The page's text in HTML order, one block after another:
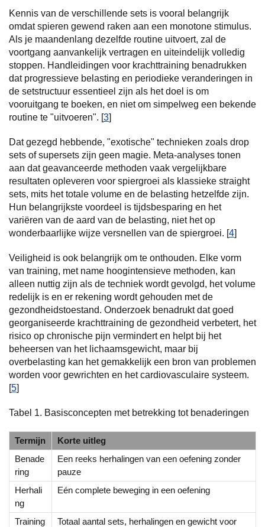
Kennis van de verschillende sets is vooral belangrijk
omdat spieren gewend raken aan een monotone stimulus.
Als je maandenlang dezelfde routine uitvoert, zal de
voortgang aanvankelijk vertragen en uiteindelijk volledig
stoppen. Handleidingen voor krachttraining benadrukken
dat progressieve belasting en periodieke veranderingen in
de setstructuur essentieel zijn als het doel is om
vooruitgang te boeken, en niet om simpelweg een bekende
routine te "uitvoeren". [3]
Dat gezegd hebbende, "exotische" technieken zoals drop
sets of supersets zijn geen magie. Meta-analyses tonen
aan dat geavanceerde methoden vaak vergelijkbare
resultaten opleveren voor spiergroei als klassieke straight
sets, mits het totale volume en de belasting hetzelfde zijn.
Hun belangrijkste voordeel is tijdsbesparing en het
variëren van de aard van de belasting, niet het op
wonderbaarlijke wijze versnellen van de spiergroei. [4]
Veiligheid is ook belangrijk om te onthouden. Elke vorm
van training, met name hoogintensieve methoden, kan
alleen nuttig zijn als de techniek wordt gevolgd, het volume
redelijk is en er rekening wordt gehouden met de
gezondheidstoestand. Onderzoek benadrukt dat goed
georganiseerde krachttraining de gezondheid verbetert, het
risico op chronische pijn vermindert en helpt bij het
beheersen van het lichaamsgewicht, maar bij
overbelasting kan het gemakkelijk een bron van problemen
worden voor gewrichten en het cardiovasculaire systeem.
[5]
Tabel 1. Basisconcepten met betrekking tot benaderingen
Termijn
Korte uitleg
Benade
ring
Een reeks herhalingen van een oefening zonder
pauze
Herhali
ng
Eén complete beweging in een oefening
Training
Totaal aantal sets, herhalingen en gewicht voor